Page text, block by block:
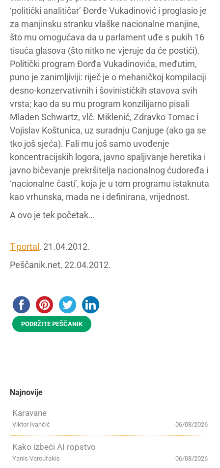
‘politički analitičar’ Đorđe Vukadinović i proglasio je
za manjinsku stranku vlaške nacionalne manjine,
što mu omogućava da u parlament uđe s pukih 16
tisuća glasova (što nitko ne vjeruje da će postići).
Politički program Đorđa Vukadinovića, međutim,
puno je zanimljiviji: riječ je o mehaničkoj kompilaciji
desno-konzervativnih i šovinističkih stavova svih
vrsta; kao da su mu program konzilijarno pisali
Mladen Schwartz, vlč. Miklenić, Zdravko Tomac i
Vojislav Koštunica, uz suradnju Canjuge (ako ga se
tko još sjeća). Fali mu još samo uvođenje
koncentracijskih logora, javno spaljivanje heretika i
javno bičevanje prekršitelja nacionalnog ćudoređa i
‘nacionalne časti’, koja je u tom programu istaknuta
kao vrhunska, mada ne i definirana, vrijednost.
A ovo je tek početak…
T-portal , 21.04.2012.
Peščanik.net, 22.04.2012.
PODRŽITE PEŠČANIK
Najnovije
Karavane
06/08/2026
Viktor Ivančić
Kako izbeći AI ropstvo
06/08/2026
Yanis Varoufakis